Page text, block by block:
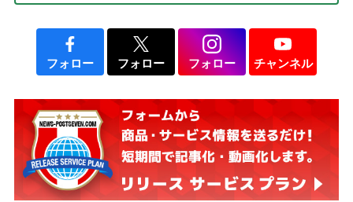
説】
フォロー フォロー フォロー チャンネル